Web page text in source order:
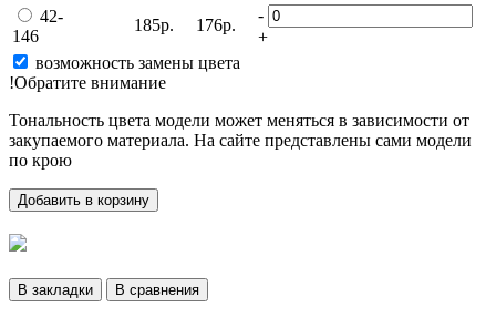
42-
146
185р. 176р.
-
+
возможность замены цвета
!Обратите внимание
Тональность цвета модели может меняться в зависимости от
закупаемого материала. На сайте представлены сами модели
по крою
Добавить в корзину
В закладки В сравнения